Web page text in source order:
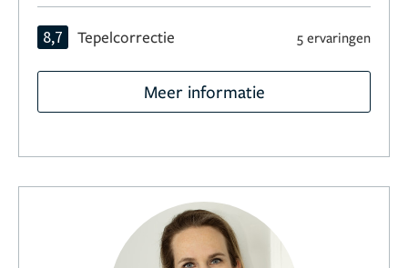
8,7 Tepelcorrectie 5 ervaringen
Meer informatie